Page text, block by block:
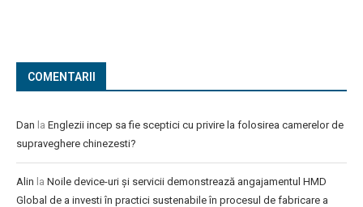
COMENTARII
Dan la Englezii incep sa fie sceptici cu privire la folosirea camerelor de
supraveghere chinezesti?
Alin la Noile device-uri și servicii demonstrează angajamentul HMD
Global de a investi în practici sustenabile în procesul de fabricare a